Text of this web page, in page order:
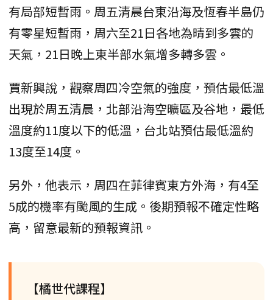
有局部短暫雨。周五清晨台東沿海及恆春半島仍
有零星短暫雨，周六至21日各地為晴到多雲的
天氣，21日晚上東半部水氣增多轉多雲。
賈新興說，觀察周四冷空氣的強度，預估最低溫
出現於周五清晨，北部沿海空曠區及谷地，最低
溫度約11度以下的低溫，台北站預估最低溫約
13度至14度。
另外，他表示，周四在菲律賓東方外海，有4至
5成的機率有颱風的生成。後期預報不確定性略
高，留意最新的預報資訊。
【橘世代課程】